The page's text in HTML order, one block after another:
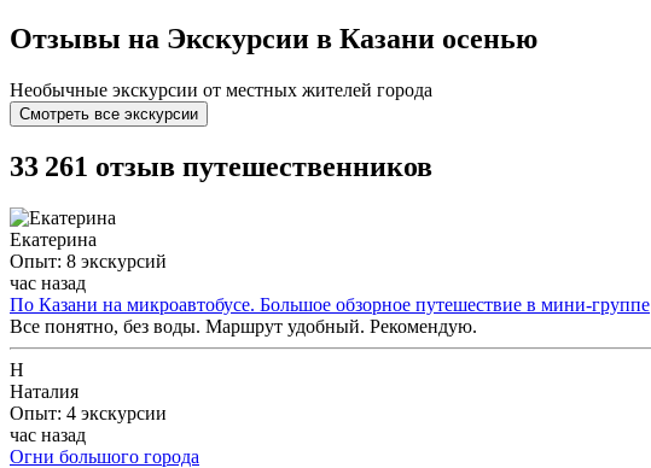
Отзывы на Экскурсии в Казани осенью
Необычные экскурсии от местных жителей города
Смотреть все экскурсии
33 261 отзыв путешественников
Екатерина
Опыт: 8 экскурсий
час назад
По Казани на микроавтобусе. Большое обзорное путешествие в мини-группе
Все понятно, без воды. Маршрут удобный. Рекомендую.
Н
Наталия
Опыт: 4 экскурсии
час назад
Огни большого города